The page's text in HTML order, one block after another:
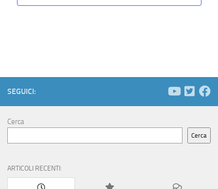
N
i
g
o
SEGUICI:
Cerca
Cerca
ARTICOLI RECENTI: